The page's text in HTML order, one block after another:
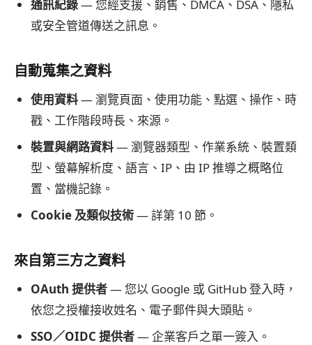
通訊紀錄— 您經支援、銷售、DMCA、DSA、隱私
或安全管道傳送之訊息。
自動蒐集之資料
使用資料— 瀏覽頁面、使用功能、點選、操作、時
戳、工作階段時長、來源。
裝置與網路資料— 瀏覽器類型、作業系統、裝置類
型、螢幕解析度、語言、IP、由 IP 推導之概略位
置、當機記錄。
Cookie 及類似技術— 詳第 10 節。
來自第三方之資料
OAuth 提供者— 您以 Google 或 GitHub 登入時，
依您之授權接收姓名、電子郵件與大頭貼。
SSO／OIDC 提供者— 企業客戶之單一簽入。